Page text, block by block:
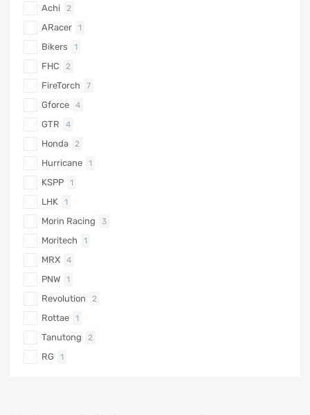
Achi 2
ARacer 1
Bikers 1
FHC 2
FireTorch 7
Gforce 4
GTR 4
Honda 2
Hurricane 1
KSPP 1
LHK 1
Morin Racing 3
Moritech 1
MRX 4
PNW 1
Revolution 2
Rottae 1
Tanutong 2
RG 1